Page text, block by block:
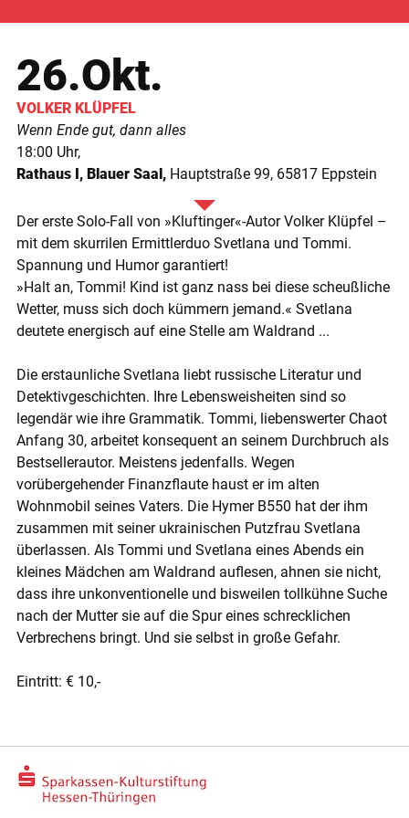
26.Okt.
VOLKER KLÜPFEL
Wenn Ende gut, dann alles
18:00
Rathaus I, Blauer Saal
Hauptstraße 99 65817 Eppstein
Der erste Solo-Fall von »Kluftinger«-Autor Volker Klüpfel –
mit dem skurrilen Ermittlerduo Svetlana und Tommi.
Spannung und Humor garantiert!
»Halt an, Tommi! Kind ist ganz nass bei diese scheußliche
Wetter, muss sich doch kümmern jemand.« Svetlana
deutete energisch auf eine Stelle am Waldrand ...
Die erstaunliche Svetlana liebt russische Literatur und
Detektivgeschichten. Ihre Lebensweisheiten sind so
legendär wie ihre Grammatik. Tommi, liebenswerter Chaot
Anfang 30, arbeitet konsequent an seinem Durchbruch als
Bestsellerautor. Meistens jedenfalls. Wegen
vorübergehender Finanzflaute haust er im alten
Wohnmobil seines Vaters. Die Hymer B550 hat der ihm
zusammen mit seiner ukrainischen Putzfrau Svetlana
überlassen. Als Tommi und Svetlana eines Abends ein
kleines Mädchen am Waldrand auflesen, ahnen sie nicht,
dass ihre unkonventionelle und bisweilen tollkühne Suche
nach der Mutter sie auf die Spur eines schrecklichen
Verbrechens bringt. Und sie selbst in große Gefahr.
Eintritt: € 10,-